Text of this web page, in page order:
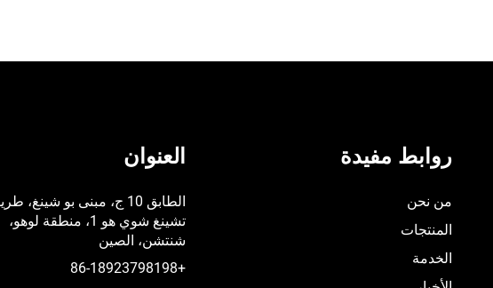
روابط مفيدة
من نحن
المنتجات
الخدمة
العنوان
الطابق 10 ج، مبنى بو شينغ،
تشينغ شوي هو 1، منطقة لوهو،
شنتشن، الصين
+86-18923798198